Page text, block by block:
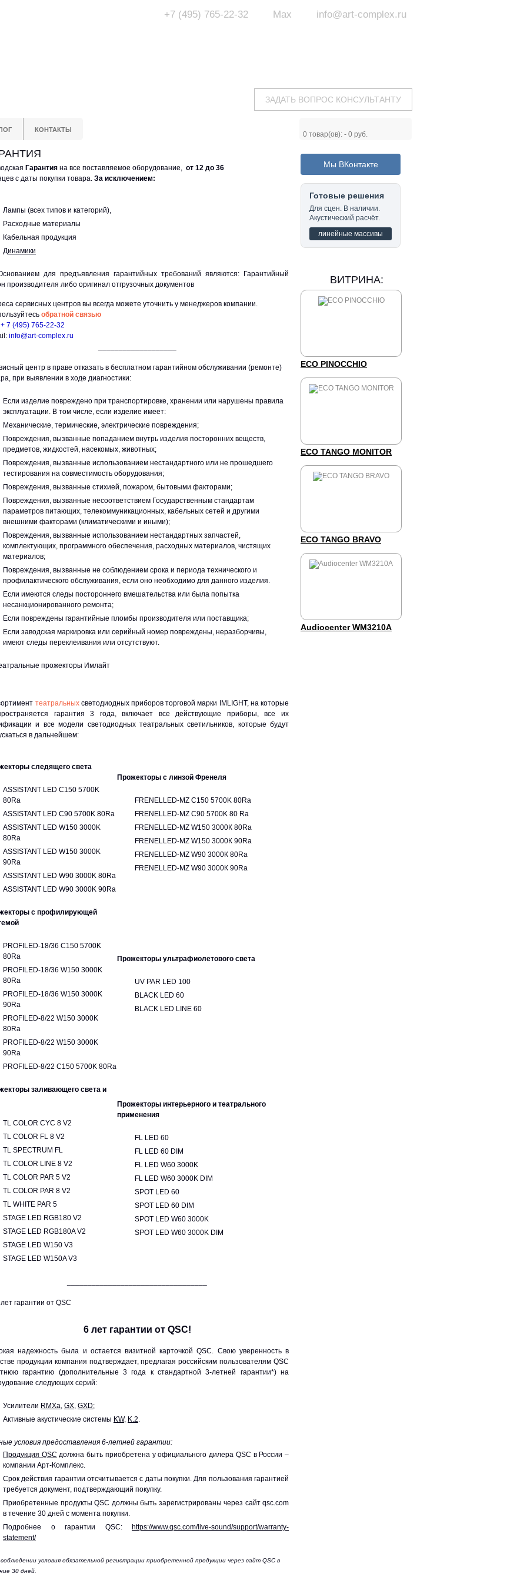
info@art-complex.ru
Max
+7 (495) 765-22-32
ЗАДАТЬ ВОПРОС КОНСУЛЬТАНТУ
КОНТАКТЫ
0 товар(ов): - 0 руб.
Гарантия на все поставляемое оборудование, от 12 до 36
с даты покупки товара. За исключением:
Лампы (всех типов и категорий),
Расходные материалы
Кабельная продукция
Динамики
для предъявления гарантийных требований являются: Гарантийный
производителя либо оригинал отгрузочных документов
сервисных центров вы всегда можете уточнить у менеджеров компании.
обратной связью
+ 7 (495) 765-22-32
info@art-complex.ru
центр в праве отказать в бесплатном гарантийном обслуживании (ремонте)
при выявлении в ходе диагностики:
Если изделие повреждено при транспортировке, хранении или нарушены правила
эксплуатации. В том числе, если изделие имеет:
Механические, термические, электрические повреждения;
Повреждения, вызванные попаданием внутрь изделия посторонних веществ,
предметов, жидкостей, насекомых, животных;
Повреждения, вызванные использованием нестандартного или не прошедшего
тестирования на совместимость оборудования;
Повреждения, вызванные стихией, пожаром, бытовыми факторами;
Повреждения, вызванные несоответствием Государственным стандартам
параметров питающих, телекоммуникационных, кабельных сетей и другими
внешними факторами (климатическими и иными);
Повреждения, вызванные использованием нестандартных запчастей,
комплектующих, программного обеспечения, расходных материалов, чистящих
материалов;
Повреждения, вызванные не соблюдением срока и периода технического и
профилактического обслуживания, если оно необходимо для данного изделия.
Если имеются следы постороннего вмешательства или была попытка
несанкционированного ремонта;
Если повреждены гарантийные пломбы производителя или поставщика;
Если заводская маркировка или серийный номер повреждены, неразборчивы,
имеют следы переклеивания или отсутствуют.
театральныхсветодиодных приборов торговой марки IMLIGHT, на которые
гарантия 3 года, включает все действующие приборы, все их
и все модели светодиодных театральных светильников, которые будут
в дальнейшем:
следящего света
ASSISTANT LED C150 5700K
80Ra
ASSISTANT LED C90 5700K 80Ra
ASSISTANT LED W150 3000K
80Ra
ASSISTANT LED W150 3000K
90Ra
ASSISTANT LED W90 3000K 80Ra
ASSISTANT LED W90 3000K 90Ra
Прожекторы с линзой Френеля
FRENELLED-MZ C150 5700K 80Ra
FRENELLED-MZ C90 5700K 80 Ra
FRENELLED-MZ W150 3000К 80Ra
FRENELLED-MZ W150 3000К 90Ra
FRENELLED-MZ W90 3000К 80Ra
FRENELLED-MZ W90 3000К 90Ra
с профилирующей
PROFILED-18/36 C150 5700K
80Ra
PROFILED-18/36 W150 3000K
80Ra
PROFILED-18/36 W150 3000K
90Ra
PROFILED-8/22 W150 3000K
80Ra
PROFILED-8/22 W150 3000K
90Ra
PROFILED-8/22 С150 5700K 80Ra
Прожекторы ультрафиолетового света
UV PAR LED 100
BLACK LED 60
BLACK LED LINE 60
заливающего света и
TL COLOR CYC 8 V2
TL COLOR FL 8 V2
TL SPECTRUM FL
TL COLOR LINE 8 V2
TL COLOR PAR 5 V2
TL COLOR PAR 8 V2
TL WHITE PAR 5
STAGE LED RGB180 V2
STAGE LED RGB180A V2
STAGE LED W150 V3
STAGE LED W150A V3
Прожекторы интерьерного и театрального
применения
FL LED 60
FL LED 60 DIM
FL LED W60 3000K
FL LED W60 3000K DIM
SPOT LED 60
SPOT LED 60 DIM
SPOT LED W60 3000K
SPOT LED W60 3000K DIM
6 лет гарантии от QSC!
надежность была и остается визитной карточкой QSC. Свою уверенность в
продукции компания подтверждает, предлагая российским пользователям QSC
гарантию (дополнительные 3 года к стандартной 3-летней гарантии*) на
следующих серий:
Усилители RMXa, GX, GXD;
Активные акустические системы KW, K.2.
условия предоставления 6-летней гарантии:
Продукция QSC должна быть приобретена у официального дилера QSC в России –
компании Арт-Комплекс.
Срок действия гарантии отсчитывается с даты покупки. Для пользования гарантией
требуется документ, подтверждающий покупку.
Приобретенные продукты QSC должны быть зарегистрированы через сайт qsc.com
в течение 30 дней с момента покупки.
Подробнее о гарантии QSC: https://www.qsc.com/live-sound/support/warranty-
statement/
условия обязательной регистрации приобретенной продукции через сайт QSC в
30 дней.
Мы ВКонтакте
Готовые решения
Для сцен. В наличии.
Акустический расчёт.
линейные массивы
ВИТРИНА:
ECO PINOCCHIO
ECO TANGO MONITOR
ECO TANGO BRAVO
Audiocenter WM3210A